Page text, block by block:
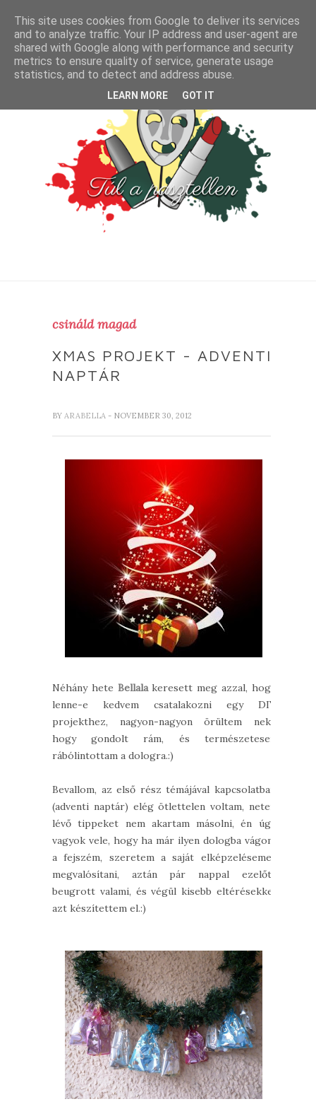
csináld magad
XMAS PROJEKT - ADVENTI
NAPTÁR
BY ARABELLA - NOVEMBER 30, 2012
Néhány hete Bellalakeresett meg azzal, hogy
lenne-e kedvem csatalakozni egy DIY
projekthez, nagyon-nagyon örültem neki,
hogy gondolt rám, és természetesen
rábólintottam a dologra.:)
Bevallom, az első rész témájával kapcsolatban
(adventi naptár) elég ötlettelen voltam, neten
lévő tippeket nem akartam másolni, én úgy
vagyok vele, hogy ha már ilyen dologba vágom
a fejszém, szeretem a saját elképzelésemet
megvalósítani, aztán pár nappal ezelőtt
beugrott valami, és végül kisebb eltérésekkel
azt készítettem el.:)
This site uses cookies from Google to deliver its services
and to analyze traffic. Your IP address and user-agent are
shared with Google along with performance and security
metrics to ensure quality of service, generate usage
statistics, and to detect and address abuse.
LEARN MORE GOT IT